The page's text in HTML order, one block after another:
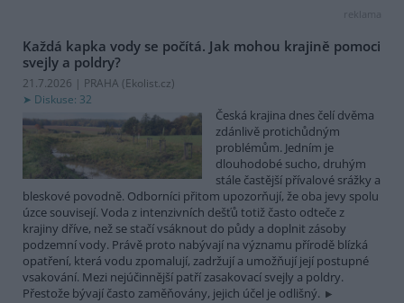
reklama
Každá kapka vody se počítá. Jak mohou krajině pomoci
svejly a poldry?
21.7.2026 | PRAHA (Ekolist.cz)
Diskuse: 32
Česká krajina dnes čelí dvěma
zdánlivě protichůdným
problémům. Jedním je
dlouhodobé sucho, druhým
stále častější přívalové srážky a
bleskové povodně. Odborníci přitom upozorňují, že oba jevy spolu
úzce souvisejí. Voda z intenzivních dešťů totiž často odteče z
krajiny dříve, než se stačí vsáknout do půdy a doplnit zásoby
podzemní vody. Právě proto nabývají na významu přírodě blízká
opatření, která vodu zpomalují, zadržují a umožňují její postupné
vsakování. Mezi nejúčinnější patří zasakovací svejly a poldry.
Přestože bývají často zaměňovány, jejich účel je odlišný.